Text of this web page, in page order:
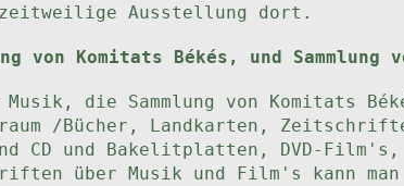
Ausstellung dort.
von Komitats Békés, und
die Sammlung von Komitats
/Bücher, Landkarten,
CD und Bakelitplatten, DVD-Film's,
über Musik und Film's kann